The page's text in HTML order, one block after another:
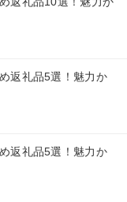
返礼品5選！魅力か
返礼品5選！魅力か